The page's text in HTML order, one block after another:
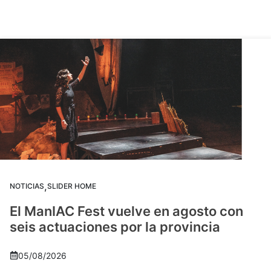
NOTICIAS,SLIDER HOME
El ManIAC Fest vuelve en agosto con
seis actuaciones por la provincia
05/08/2026